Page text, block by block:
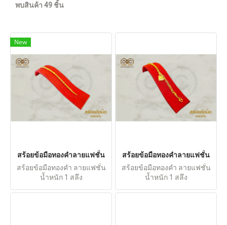
พบสินค้า 49 ชิ้น
New
สร้อยข้อมือทองคำลายแฟชั่น
สร้อยข้อมือทองคำ ลายแฟชั่น
น้ำหนัก 1 สลึง
สร้อยข้อมือทองคำลายแฟชั่น
สร้อยข้อมือทองคำ ลายแฟชั่น
น้ำหนัก 1 สลึง